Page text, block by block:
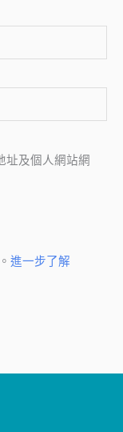
址及個人網站網
進一步了解